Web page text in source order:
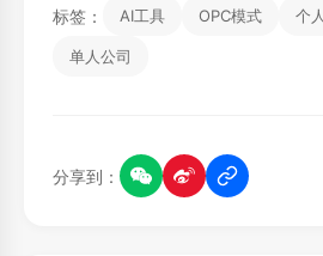
标签： AI工具 OPC模式 个
单人公司
分享到：